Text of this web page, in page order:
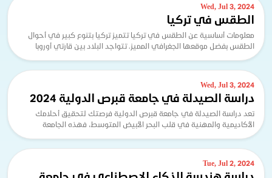
Wed, Jul 3, 2024
الطقس في تركيا
معلومات أساسية عن الطقس في تركيا تتميز تركيا بتنوع كبير في أحوال
الطقس بفضل موقعها الجغرافي المميز. تتواجد البلاد بين قارتي أوروبا
وآسيا، مما يساعد في جعل طقسها مت...
Wed, Jul 3, 2024
دراسة الصيدلة في جامعة قبرص الدولية 2024
تعد دراسة الصيدلة في جامعة قبرص الدولية فرصتك لتحقيق أحلامك
الأكاديمية والمهنية في قلب البحر الأبيض المتوسط، فهذه الجامعة
المتقدمة ليست مجرد مؤسسة تعليمية، بل هي ب...
Tue, Jul 2, 2024